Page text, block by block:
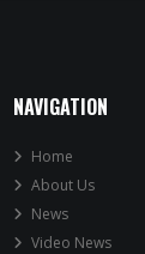
NAVIGATION
Home
About Us
News
Video News